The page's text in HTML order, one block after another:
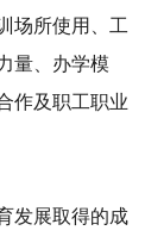
场所使用、工
量、办学模
作及职工职业
发展取得的成